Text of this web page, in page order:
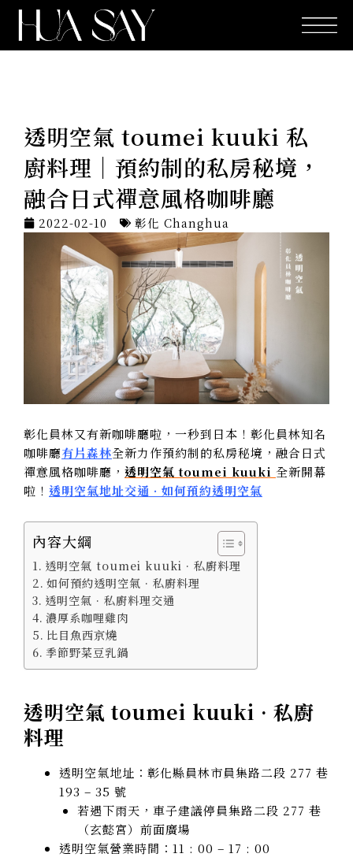
透明空氣 toumei kuuki 私
廚料理｜預約制的私房秘境，
融合日式禪意風格咖啡廳
2022-02-10 彰化 Changhua
彰化員林又有新咖啡廳啦，一秒到日本！彰化員林知名
咖啡廳有片森林全新力作預約制的私房秘境，融合日式
禪意風格咖啡廳， 透明空氣 toumei kuuki 全新開幕
啦！ 透明空氣地址交通 · 如何預約透明空氣
內容大綱
透明空氣 toumei kuuki · 私廚料理
如何預約透明空氣 · 私廚料理
透明空氣 · 私廚料理交通
濃厚系咖哩雞肉
比目魚西京燒
季節野菜豆乳鍋
透明空氣 toumei kuuki · 私廚
料理
透明空氣地址：彰化縣員林市員集路二段 277 巷
193 – 35 號
若遇下雨天，車子建議停員集路二段 277 巷
（玄懿宮）前面廣場
透明空氣營業時間：11 : 00 – 17 : 00